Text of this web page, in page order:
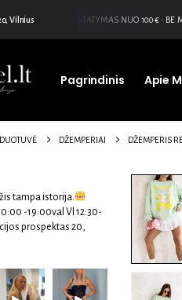
Vilnius PRISTATYMAS NUO 100€ • BE
Pagrindinis Apie
DŽEMPERIAI DŽEMPERIS
tampa istorija.
-19:00val VI 12:30-
prospektas 20,